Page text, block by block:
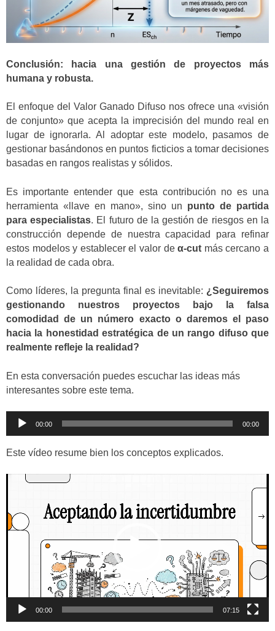
Conclusión: hacia una gestión de proyectos más
humana y robusta.
El enfoque del Valor Ganado Difuso nos ofrece una «visión
de conjunto» que acepta la imprecisión del mundo real en
lugar de ignorarla. Al adoptar este modelo, pasamos de
gestionar basándonos en puntos ficticios a tomar decisiones
basadas en rangos realistas y sólidos.
Es importante entender que esta contribución no es una
herramienta «llave en mano», sino un punto de partida
para especialistas. El futuro de la gestión de riesgos en la
construcción depende de nuestra capacidad para refinar
estos modelos y establecer el valor deα-cut más cercano a
la realidad de cada obra.
Como líderes, la pregunta final es inevitable: ¿Seguiremos
gestionando nuestros proyectos bajo la falsa
comodidad de un número exacto o daremos el paso
hacia la honestidad estratégica de un rango difuso que
realmente refleje la realidad?
En esta conversación puedes escuchar las ideas más
interesantes sobre este tema.
Reproductor
00:00 00:00
Este vídeo resume bien los conceptos explicados.
Reproductor
00:00 07:15